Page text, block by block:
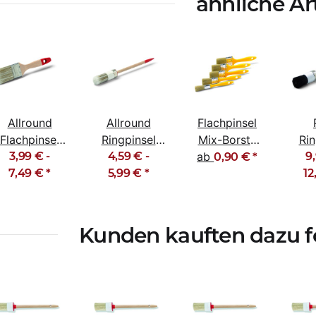
Allround
Flachpinsel
Malerpinsel
Lackpinsel
3,99 € -
7,49 €*
Allround
Ringpinsel
Malerpinsel
Rundpinsel
4,59 € -
5,99 € *
Flachpinsel
Mix-Borste
Kunststoffgriff
ab0,90 €*
Kunden kauften dazu